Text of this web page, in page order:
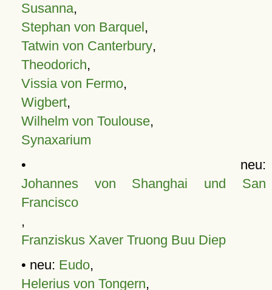
Susanna,
Stephan von Barquel,
Tatwin von Canterbury,
Theodorich,
Vissia von Fermo,
Wigbert,
Wilhelm von Toulouse,
Synaxarium
• neu:
Johannes von Shanghai und San
Francisco
,
Franziskus Xaver Truong Buu Diep
• neu: Eudo,
Helerius von Tongern,